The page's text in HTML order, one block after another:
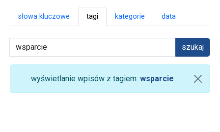
słowa kluczowe tagi kategorie data
szukaj
wyświetlanie wpisów z tagiem: wsparcie